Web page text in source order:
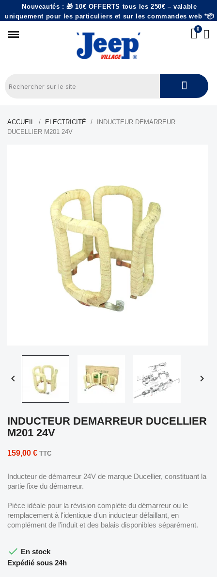
Nouveautés : 🎁 10€ OFFERTS tous les 250€ – valable
uniquement pour les particuliers et sur les commandes web *📦
ACCUEIL ELECTRICITÉ
INDUCTEUR DEMARREUR
DUCELLIER M201 24V
 
INDUCTEUR DEMARREUR DUCELLIER
M201 24V
159,00 € TTC
Inducteur de démarreur 24V de marque Ducellier, constituant la
partie fixe du démarreur.
Pièce idéale pour la révision complète du démarreur ou le
remplacement à l'identique d'un inducteur défaillant, en
complément de l'induit et des balais disponibles séparément.
 En stock
Expédié sous 24h